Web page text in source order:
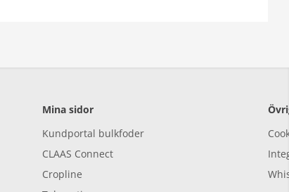
Mina sidor
Kundportal bulkfoder
CLAAS Connect
Cropline